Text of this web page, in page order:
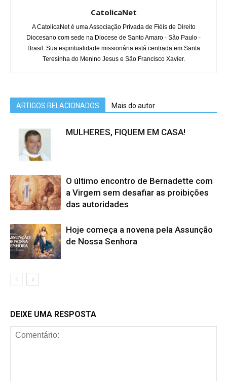
CatolicaNet
A CatolicaNet é uma Associação Privada de Fiéis de Direito
Diocesano com sede na Diocese de Santo Amaro - São Paulo -
Brasil. Sua espiritualidade missionária está centrada em Santa
Teresinha do Menino Jesus e São Francisco Xavier.
ARTIGOS RELACIONADOS Mais do autor
MULHERES, FIQUEM EM CASA!
O último encontro de Bernadette com
a Virgem sem desafiar as proibições
das autoridades
Hoje começa a novena pela Assunção
de Nossa Senhora
DEIXE UMA RESPOSTA